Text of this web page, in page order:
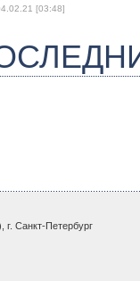
[03:48]
Санкт-Петербург